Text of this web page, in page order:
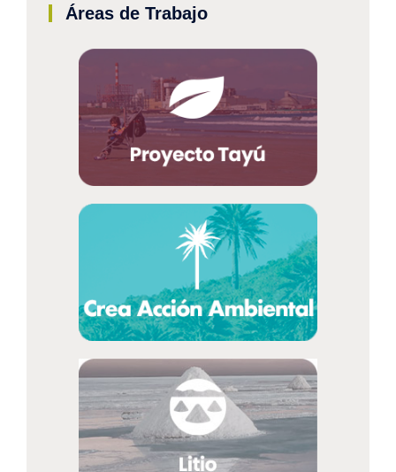
Áreas de Trabajo